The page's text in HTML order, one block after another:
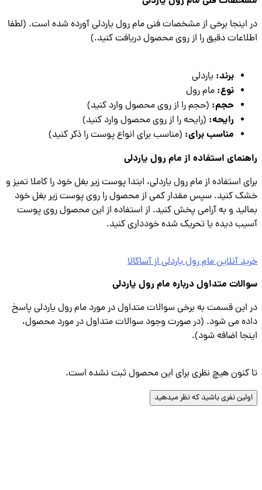
برخی از مشخصات فنی مام رول یاردلی آورده شده است. (لطفا
دقیق را از روی محصول دریافت کنید.)
برند:یاردلی
نوع:مام رول
حجم:(حجم را از روی محصول وارد کنید)
رایحه:(رایحه را از روی محصول وارد کنید)
مناسب برای:(مناسب برای انواع پوست را ذکر کنید)
استفاده از مام رول یاردلی
استفاده از مام رول یاردلی، ابتدا پوست زیر بغل خود را کاملا تمیز و
کنید. سپس مقدار کمی از محصول را روی پوست زیر بغل خود
و به آرامی پخش کنید. از استفاده از این محصول روی پوست
دیده یا تحریک شده خودداری کنید.
آنلاین مام رول یاردلی از آساکالا
متداول درباره مام رول یاردلی
قسمت به برخی سوالات متداول در مورد مام رول یاردلی پاسخ
می شود. (در صورت وجود سوالات متداول در مورد محصول،
اضافه شود).
کنون هیچ نظری برای این محصول ثبت نشده است.
نفری باشید که نظر میدهید